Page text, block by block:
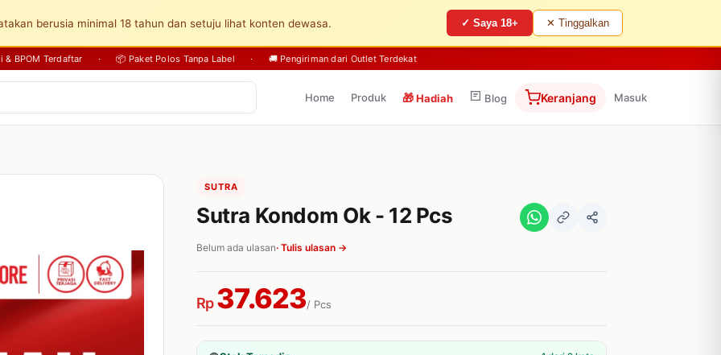
berusia minimal 18 tahun dan setuju lihat konten dewasa. ✓ Saya 18+ ✕ Tinggalkan
& BPOM Terdaftar · 📦 Paket Polos Tanpa Label · 🚚 Pengiriman dari Outlet Terdekat
Home Produk 🎁Hadiah Blog Keranjang Masuk
SUTRA
Sutra Kondom Ok - 12 Pcs
Belum ada ulasan· Tulis ulasan →
Rp 37.623/ Pcs